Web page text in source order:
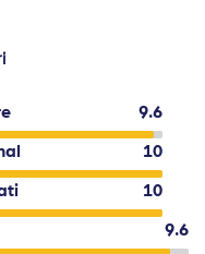
cu
in cateva
baruri
pana la ora 11:00.
in avans.
9.6
10
10
9.6